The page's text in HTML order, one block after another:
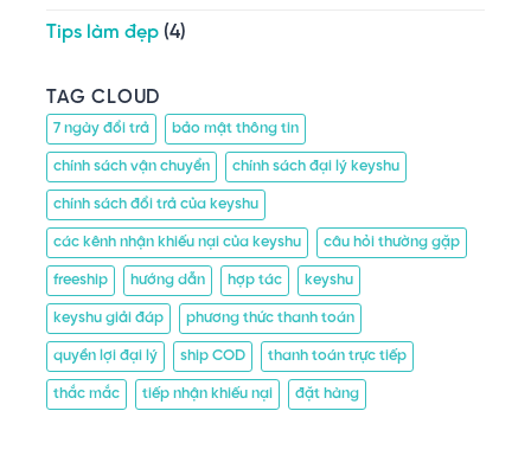
Tips làm đẹp (4)
TAG CLOUD
7 ngày đổi trả bảo mật thông tin
chính sách vận chuyển chính sách đại lý keyshu
chính sách đổi trả của keyshu
các kênh nhận khiếu nại của keyshu câu hỏi thường gặp
freeship hướng dẫn hợp tác keyshu
keyshu giải đáp phương thức thanh toán
quyền lợi đại lý ship COD thanh toán trực tiếp
thắc mắc tiếp nhận khiếu nại đặt hàng